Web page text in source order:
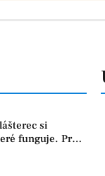
si
funguje. Proto
který řeší